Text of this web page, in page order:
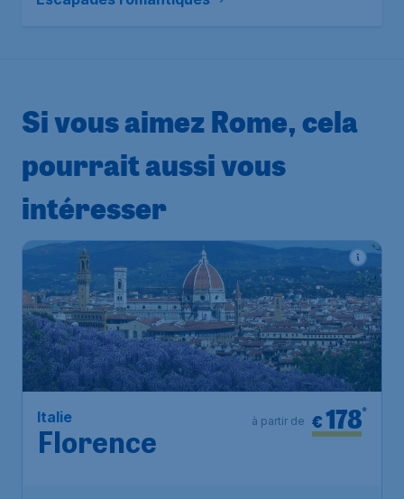
Si vous aimez Rome, cela
pourrait aussi vous
intéresser
Italie
Florence
€178